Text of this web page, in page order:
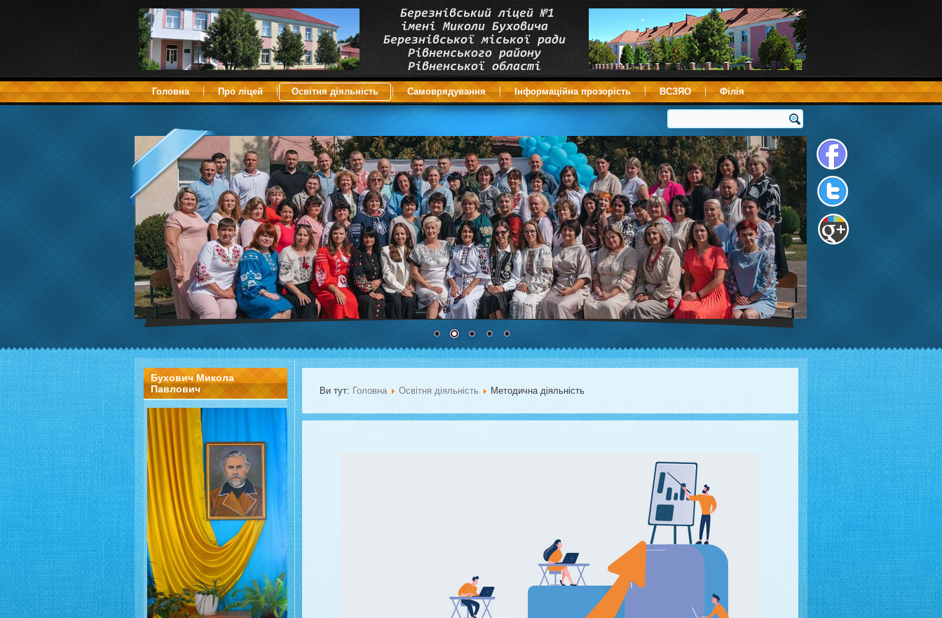
Головна Про ліцей Освітня діяльність Самоврядування Інформаційна прозорість ВСЗЯО Філія
Бухович Микола
Павлович
Ви тут: Головна Освітня діяльність Методична діяльність